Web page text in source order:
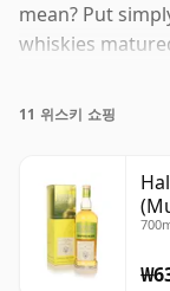
mean? Put
whiskies
whisky is 11
than 11 years.
Once a whisky
unlike wine
11 위스키 쇼핑